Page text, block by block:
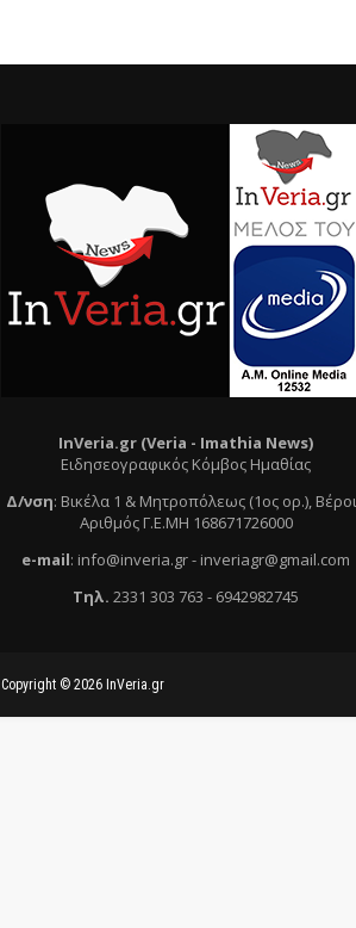
InVeria.gr (Veria - Ιmathia News)
Ειδησεογραφικός Κόμβος Ημαθίας
Δ/νση: Βικέλα 1 & Μητροπόλεως (1ος ορ.),
Αριθμός Γ.Ε.ΜΗ 168671726000
e-mail: info@inveria.gr- inveriagr@gmail.com
Τηλ. 2331 303 763 - 6942982745
Copyright © 2026 InVeria.gr